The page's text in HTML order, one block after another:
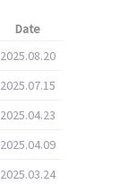
Date
2025.08.20
2025.07.15
2025.04.23
2025.04.09
2025.03.24